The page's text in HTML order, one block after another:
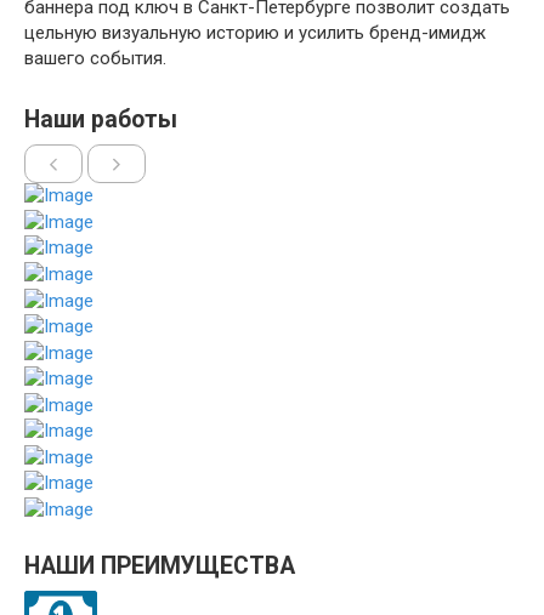
баннера под ключ в Санкт-Петербурге позволит создать
цельную визуальную историю и усилить бренд-имидж
вашего события.
Наши работы
НАШИ ПРЕИМУЩЕСТВА